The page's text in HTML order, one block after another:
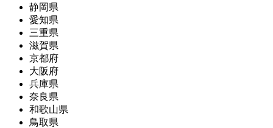
静岡県
愛知県
三重県
滋賀県
京都府
大阪府
兵庫県
奈良県
和歌山県
鳥取県